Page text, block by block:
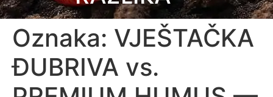
Oznaka: VJEŠTAČKA
ĐUBRIVA vs.